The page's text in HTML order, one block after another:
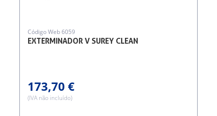
EXTERMINADOR V SUREY CLEAN
Código Web 6059
173,70 €
(IVA não incluído)